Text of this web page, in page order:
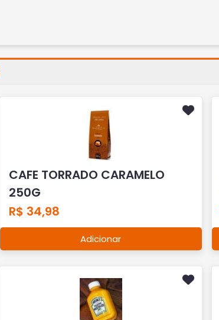
CAFE TORRADO CARAMELO
250G
R$ 34,98
Adicionar